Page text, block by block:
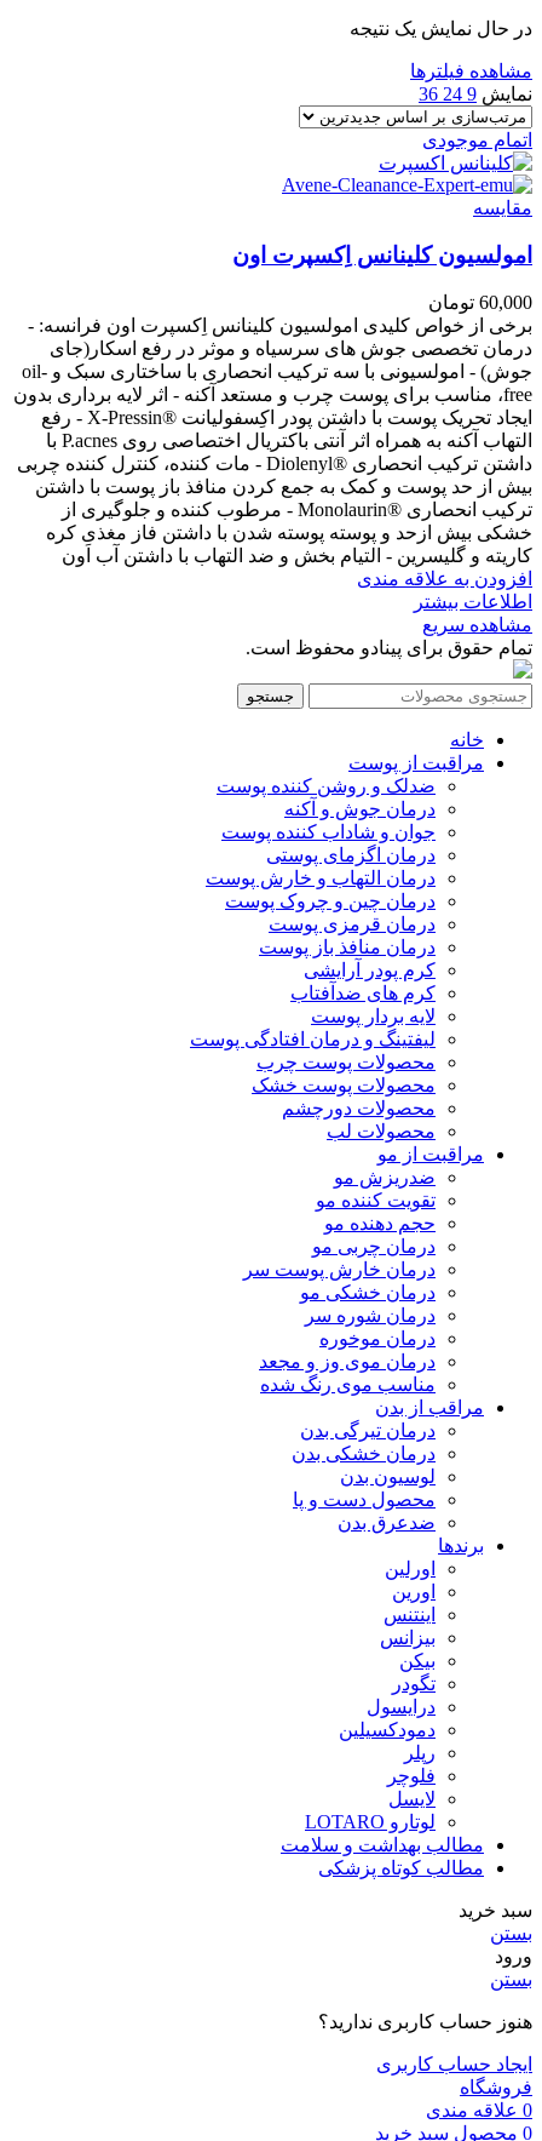
در حال نمایش یک نتیجه
مشاهده فیلترها
نمایش 9
24
36
اتمام موجودی
مقایسه
امولسیون کلینانس اِکسپرت اون
60,000 تومان
برخی از خواص کلیدی امولسیون کلینانس اِکسپرت اون فرانسه: -
درمان تخصصی جوش های سرسیاه و موثر در رفع اسکار(جای
جوش) - امولسیونی با سه ترکیب انحصاری با ساختاری سبک و oil-
free، مناسب برای پوست چرب و مستعد آکنه - اثر لایه برداری بدون
ایجاد تحریک پوست با داشتن پودر اکِسفولیانت ®X-Pressin - رفع
التهاب آکنه به همراه اثر آنتی باکتریال اختصاصی روی P.acnes با
داشتن ترکیب انحصاری ®Diolenyl - مات کننده، کنترل کننده چربی
بیش از حد پوست و کمک به جمع کردن منافذ باز پوست با داشتن
ترکیب انحصاری ®Monolaurin - مرطوب کننده و جلوگیری از
خشکی بیش ازحد و پوسته پوسته شدن با داشتن فاز مغذی کره
کاریته و گلیسرین - التیام بخش و ضد التهاب با داشتن آب اَون
افزودن به علاقه مندی
اطلاعات بیشتر
مشاهده سریع
تمام حقوق برای پینادو محفوظ است.
جستجو
خانه
مراقبت از پوست
ضدلک و روشن کننده پوست
درمان جوش و آکنه
جوان و شاداب کننده پوست
درمان اگزمای پوستی
درمان التهاب و خارش پوست
درمان چین و چروک پوست
درمان قرمزی پوست
درمان منافذ باز پوست
کرم پودر آرایشی
کرم های ضدآفتاب
لایه بردار پوست
لیفتینگ و درمان افتادگی پوست
محصولات پوست چرب
محصولات پوست خشک
محصولات دورچشم
محصولات لب
مراقبت از مو
ضدریزش مو
تقویت کننده مو
حجم دهنده مو
درمان چربی مو
درمان خارش پوست سر
درمان خشکی مو
درمان شوره سر
درمان موخوره
درمان موی وز و مجعد
مناسب موی رنگ شده
مراقب از بدن
درمان تیرگی بدن
درمان خشکی بدن
لوسیون بدن
محصول دست و پا
ضدعرق بدن
برندها
اورلین
اورین
اینتنس
بیزانس
بیکن
تگودر
درایسول
دمودکسیلین
رپلر
فلوچر
لایسل
لوتارو LOTARO
مطالب بهداشت و سلامت
مطالب کوتاه پزشکی
سبد خرید
بستن
ورود
بستن
هنوز حساب کاربری ندارید؟
ایجاد حساب کاربری
فروشگاه
0 علاقه مندی
0 محصول سبد خرید